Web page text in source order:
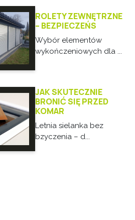
ROLETY ZEWNĘTRZNE
– BEZPIECZEŃS
Wybór elementów
wykończeniowych dla ...
JAK SKUTECZNIE
BRONIĆ SIĘ PRZED
KOMAR
Letnia sielanka bez
bzyczenia – d...